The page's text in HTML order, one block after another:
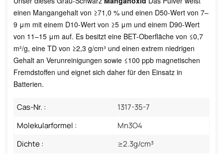
einen Mangangehalt von ≥71,0 % und einen D50-Wert von 7–
9 μm mit einem D10-Wert von ≥5 μm und einem D90-Wert
von 11–15 μm auf. Es besitzt eine BET-Oberfläche von ≤0,7
m²/g, eine TD von ≥2,3 g/cm³ und einen extrem niedrigen
Gehalt an Verunreinigungen sowie ≤100 ppb magnetischen
Fremdstoffen und eignet sich daher für den Einsatz in
Batterien.
Cas-Nr. :
1317-35-7
Molekularformel :
Mn3O4
Dichte :
≥2.3g/cm³